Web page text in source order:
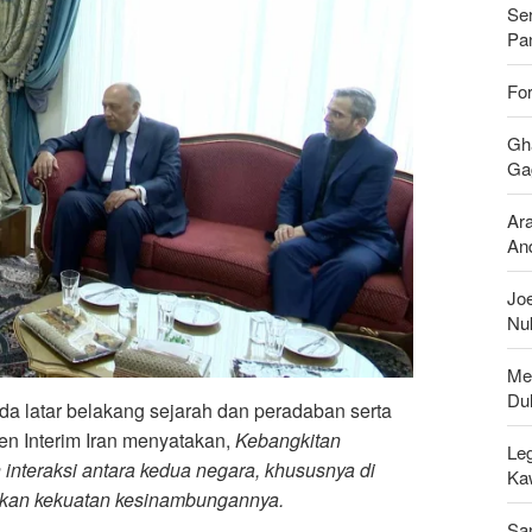
latar belakang sejarah dan peradaban serta
Interim Iran menyatakan, Kebangkitan
antara kedua negara, khususnya di
kekuatan kesinambungannya.